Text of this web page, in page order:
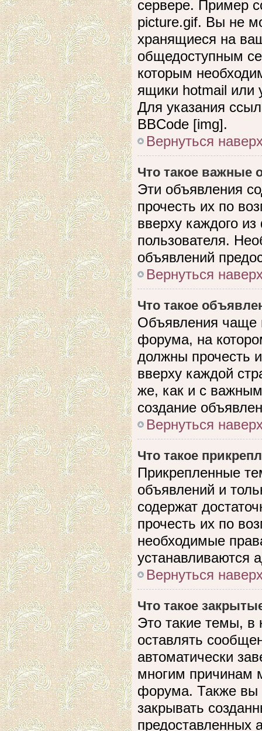
сервере. Пример
picture.gif. Вы не
хранящиеся на
общедоступным
которым
ящики hotmail или
Для указания
BBCode [img].
Вернуться
Что такое важные
Эти объявления
прочесть их по
вверху каждого
пользователя.
объявлений
Вернуться
Что такое
Объявления чаще
форума, на
должны прочесть
вверху каждой
же, как и с
создание
Вернуться
Что такое
Прикрепленные
объявлений и
содержат
прочесть их по
необходимые
устанавливаются
Вернуться
Что такое
Это такие темы, в
оставлять
автоматически
многим причинам
форума. Также вы
закрывать
предоставленных